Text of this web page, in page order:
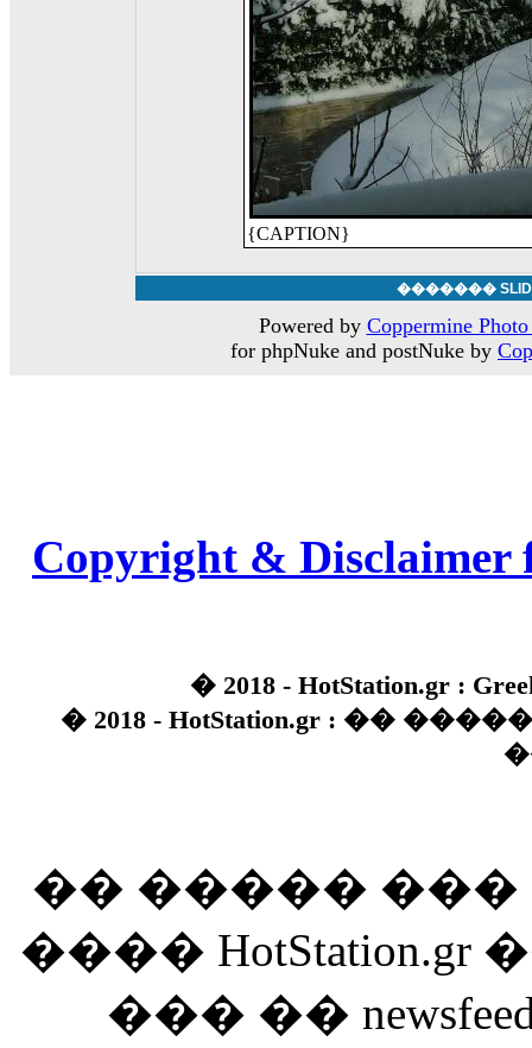
{CAPTION}
�������
Powered by Coppermine
for phpNuke and postNuke by
Copyright & Disclaimer
� 2018 - HotStation.gr :
� 2018 - HotStation.gr : ��
�� �����
����
��� ��